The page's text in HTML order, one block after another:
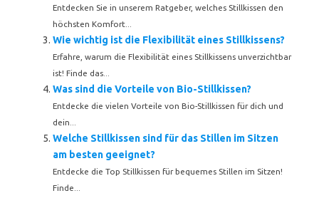
Entdecken Sie in unserem Ratgeber, welches Stillkissen den
höchsten Komfort...
Wie wichtig ist die Flexibilität eines Stillkissens?
Erfahre, warum die Flexibilität eines Stillkissens unverzichtbar
ist! Finde das...
Was sind die Vorteile von Bio-Stillkissen?
Entdecke die vielen Vorteile von Bio-Stillkissen für dich und
dein...
Welche Stillkissen sind für das Stillen im Sitzen
am besten geeignet?
Entdecke die Top Stillkissen für bequemes Stillen im Sitzen!
Finde...